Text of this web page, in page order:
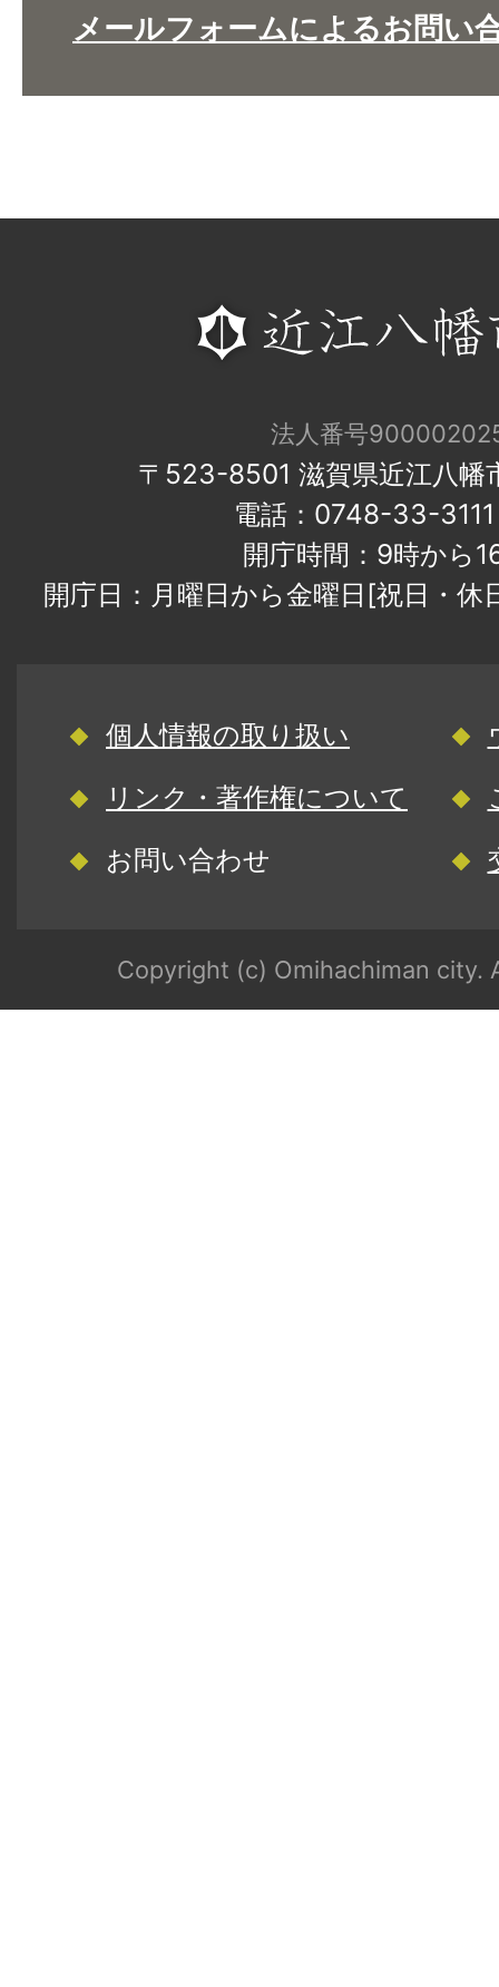
メールフォームによるお問い
法人番号
〒523-8501 滋賀県近江八幡
電話：0748-33-
開庁時間：9時から
開庁日：月曜日から金曜日[祝日・
個人情報の取り扱い
リンク・著作権について
お問い合わせ
Copyright (c) Omihachiman city.